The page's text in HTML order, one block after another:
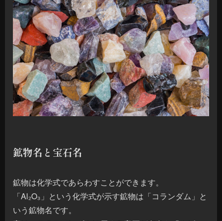
鉱物名と宝石名
鉱物は化学式であらわすことができます。
「Al₂O₃」という化学式が示す鉱物は「コランダム」と
いう鉱物名です。